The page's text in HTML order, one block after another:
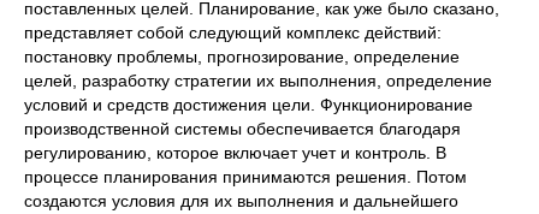
поставленных целей. Планирование, как уже было сказано,
представляет собой следующий комплекс действий:
постановку проблемы, прогнозирование, определение
целей, разработку стратегии их выполнения, определение
условий и средств достижения цели. Функционирование
производственной системы обеспечивается благодаря
регулированию, которое включает учет и контроль. В
процессе планирования принимаются решения. Потом
создаются условия для их выполнения и дальнейшего